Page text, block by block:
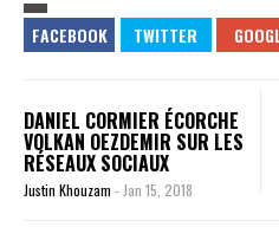
DANIEL CORMIER ÉCORCHE
VOLKAN OEZDEMIR SUR LES
RÉSEAUX SOCIAUX
Justin Khouzam - Jan 15, 2018